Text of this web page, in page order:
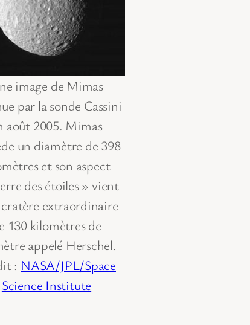
image de Mimas
par la sonde Cassini
août 2005. Mimas
un diamètre de 398
et son aspect
des étoiles » vient
cratère extraordinaire
130 kilomètres de
appelé Herschel.
: NASA/JPL/Space
Science Institute